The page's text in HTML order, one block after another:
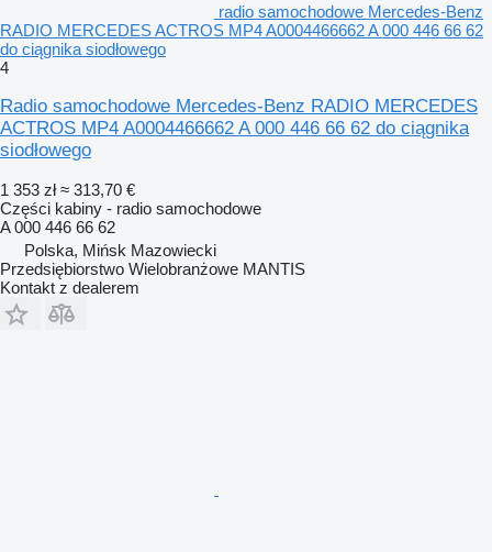
radio samochodowe Mercedes-Benz
RADIO MERCEDES ACTROS MP4 A0004466662 A 000 446 66 62
do ciągnika siodłowego
4
Radio samochodowe Mercedes-Benz RADIO MERCEDES
ACTROS MP4 A0004466662 A 000 446 66 62 do ciągnika
siodłowego
1 353 zł ≈ 313,70 €
Części kabiny - radio samochodowe
A 000 446 66 62
Polska, Mińsk Mazowiecki
Przedsiębiorstwo Wielobranżowe MANTIS
Kontakt z dealerem